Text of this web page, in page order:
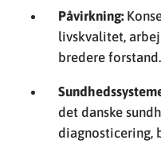
Påvirkning:
livskvalitet,
bredere forstand.
det danske
diagnosticering,